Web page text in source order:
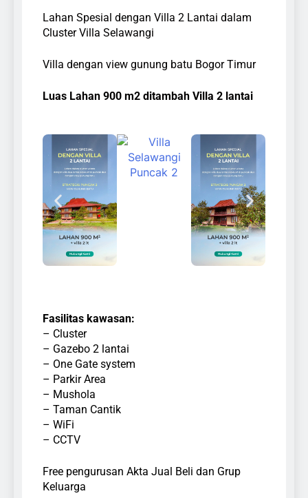
Lahan Spesial dengan Villa 2 Lantai dalam
Cluster Villa Selawangi
Villa dengan view gunung batu Bogor Timur
Luas Lahan 900 m2 ditambah Villa 2 lantai
Fasilitas kawasan:
– Cluster
– Gazebo 2 lantai
– One Gate system
– Parkir Area
– Mushola
– Taman Cantik
– WiFi
– CCTV
Free pengurusan Akta Jual Beli dan Grup
Keluarga